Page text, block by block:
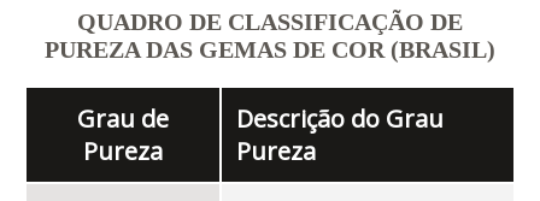
QUADRO DE CLASSIFICAÇÃO DE
PUREZA DAS GEMAS DE COR (BRASIL)
Grau de
Pureza
Descrição do Grau
Pureza